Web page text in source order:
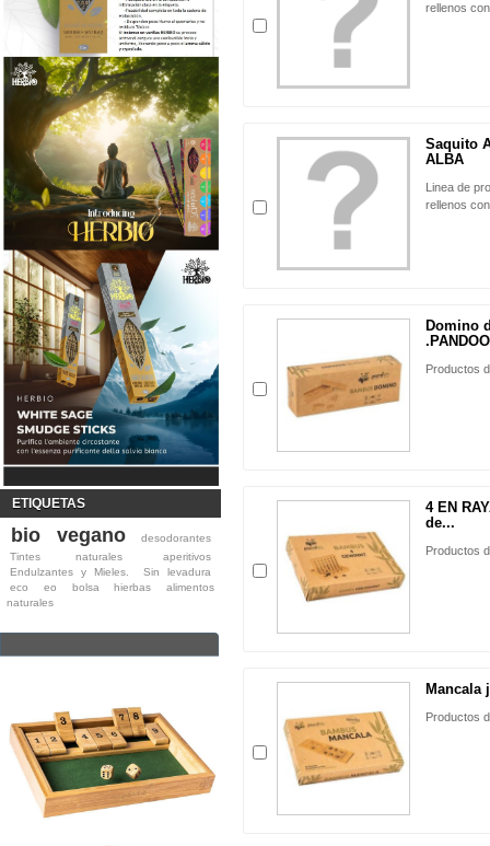
ETIQUETAS
bio vegano
desodorantes
Tintes naturales
aperitivos
Endulzantes y Mieles.
Sin levadura
eco
eo bolsa hierbas
alimentos
naturales
rellenos
Saquito
ALBA
Linea de
rellenos
Domino
.PANDOO
Productos
4 EN
de...
Productos
Mancala
Productos